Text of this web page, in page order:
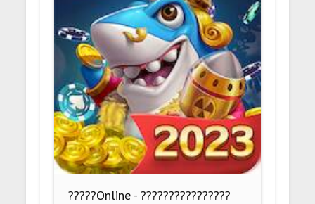
?????Online - ????????????????